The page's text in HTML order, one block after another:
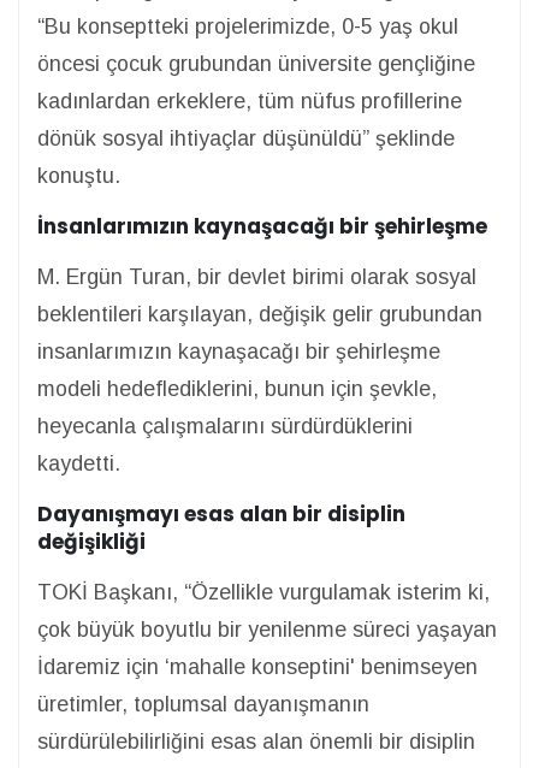
“Bu konseptteki projelerimizde, 0-5 yaş okul
öncesi çocuk grubundan üniversite gençliğine
kadınlardan erkeklere, tüm nüfus profillerine
dönük sosyal ihtiyaçlar düşünüldü” şeklinde
konuştu.
İnsanlarımızın kaynaşacağı bir şehirleşme
M. Ergün Turan, bir devlet birimi olarak sosyal
beklentileri karşılayan, değişik gelir grubundan
insanlarımızın kaynaşacağı bir şehirleşme
modeli hedeflediklerini, bunun için şevkle,
heyecanla çalışmalarını sürdürdüklerini
kaydetti.
Dayanışmayı esas alan bir disiplin
değişikliği
TOKİ Başkanı, “Özellikle vurgulamak isterim ki,
çok büyük boyutlu bir yenilenme süreci yaşayan
İdaremiz için ‘mahalle konseptini' benimseyen
üretimler, toplumsal dayanışmanın
sürdürülebilirliğini esas alan önemli bir disiplin